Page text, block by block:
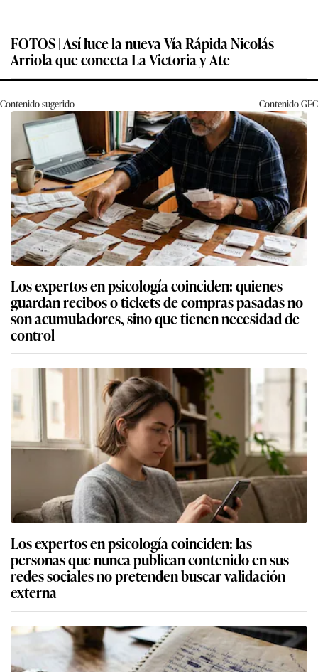
FOTOS | Así luce la nueva Vía Rápida Nicolás
Arriola que conecta La Victoria y Ate
Contenido sugerido ContenidoGEC
Los expertos en psicología coinciden: quienes
guardan recibos o tickets de compras pasadas no
son acumuladores, sino que tienen necesidad de
control
Los expertos en psicología coinciden: las
personas que nunca publican contenido en sus
redes sociales no pretenden buscar validación
externa